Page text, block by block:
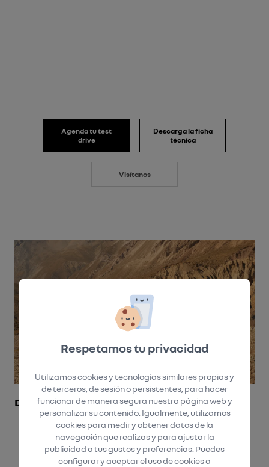
Agenda tu test
drive
Descarga la ficha
técnica
Visítanos
DISEÑO
Respetamos tu privacidad
Utilizamos cookies y tecnologías similares propias y
de terceros, de sesión o persistentes, para hacer
funcionar de manera segura nuestra página web y
personalizar su contenido. Igualmente, utilizamos
cookies para medir y obtener datos de la
navegación que realizas y para ajustar la
publicidad a tus gustos y preferencias. Puedes
configurar y aceptar el uso de cookies a